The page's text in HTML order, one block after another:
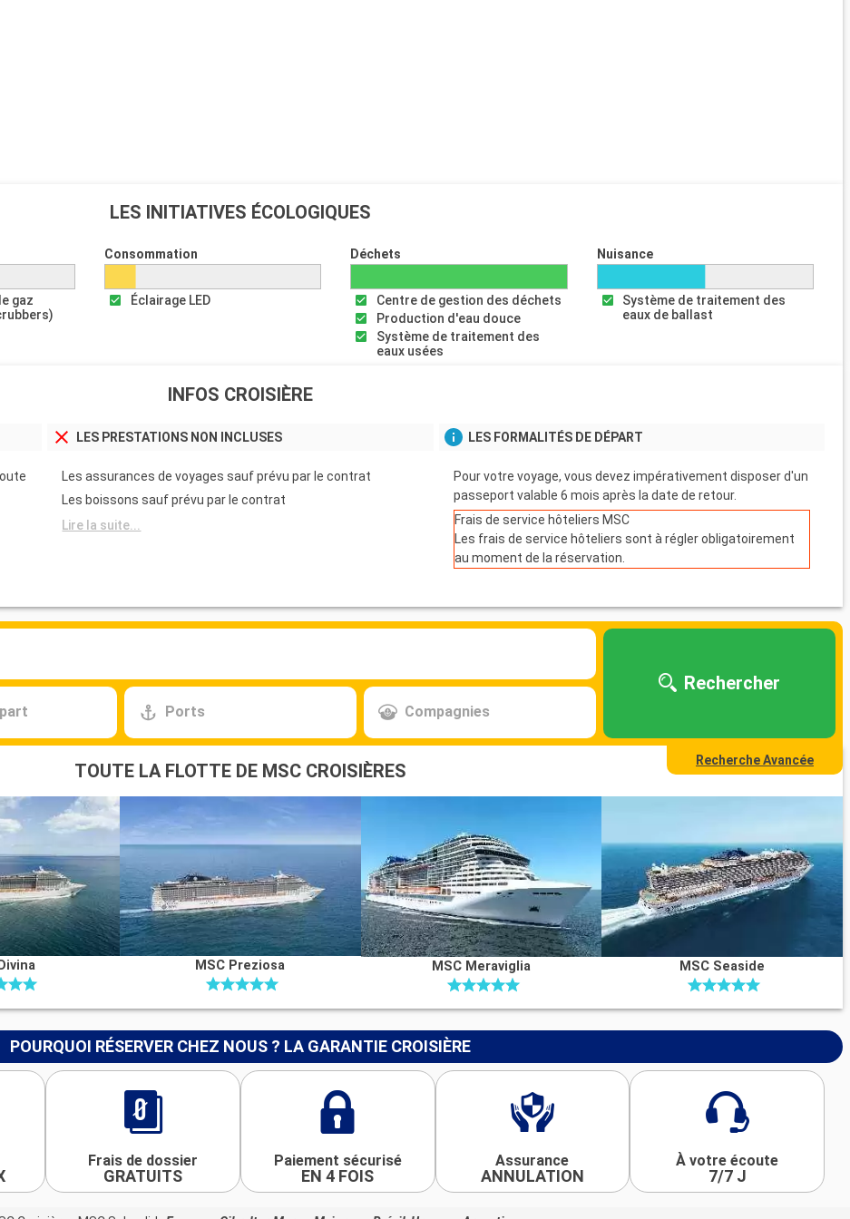
LES INITIATIVES ÉCOLOGIQUES
gaz
Consommation
Éclairage LED
Déchets
Centre de gestion des déchets
Production d'eau douce
Système de traitement des
eaux usées
Nuisance
Système de traitement des
eaux de ballast
INFOS CROISIÈRE
LES PRESTATIONS NON INCLUSES
Les assurances de voyages sauf prévu par le contrat
Les boissons sauf prévu par le contrat
Lire la suite...
LES FORMALITÉS DE DÉPART
Pour votre voyage, vous devez impérativement disposer d'un
passeport valable 6 mois après la date de retour.
Frais de service hôteliers MSC
Les frais de service hôteliers sont à régler obligatoirement
au moment de la réservation.
Ports Compagnies
Rechercher
Recherche Avancée
TOUTE LA FLOTTE DE MSC CROISIÈRES
MSC Preziosa MSC Meraviglia MSC Seaside
POURQUOI RÉSERVER CHEZ NOUS ? LA GARANTIE CROISIÈRE
Frais de dossier
GRATUITS
Paiement sécurisé
EN 4 FOIS
Assurance
ANNULATION
À votre écoute
7/7 J